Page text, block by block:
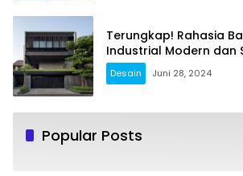
Terungkap! Rahasia
Industrial Modern dan
Desain Juni 28, 2024
Popular Posts